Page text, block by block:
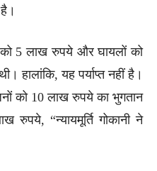
5 लाख रुपये और घायलों को
यह पर्याप्त नहीं है।
को 10 लाख रुपये का भुगतान
“न्यायमूर्ति गोकानी ने